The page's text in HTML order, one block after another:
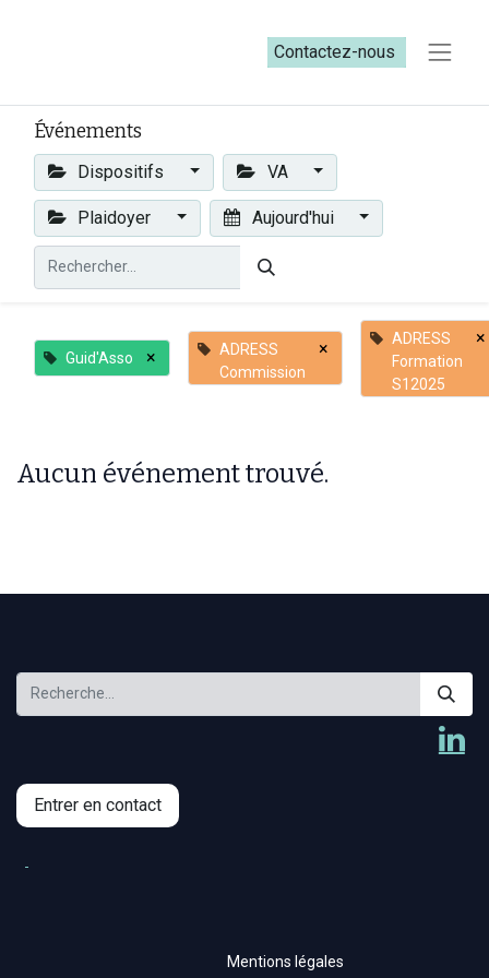
Contactez-nous​​
Événements
Dispositifs VA
Plaidoyer Aujourd'hui
Guid'Asso ×
ADRESS
Commission
×
ADRESS
Formation
S12025
×
Aucun événement trouvé.
Entrer en contact
Mentions légales